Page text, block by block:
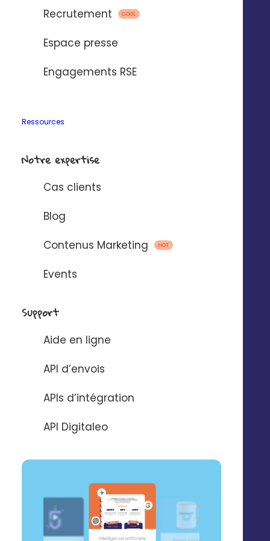
Recrutement COOL
Espace presse
Engagements RSE
Ressources
Notre expertise
Cas clients
Blog
Contenus Marketing
HOT
Events
Support
Aide en ligne
API d’envois
APIs d’intégration
API Digitaleo
toutes les pages Lieux Facebook et Instagram de
notre plateforme Meta Partner.
Confiez la gestion des pages Lieux Facebook à vos